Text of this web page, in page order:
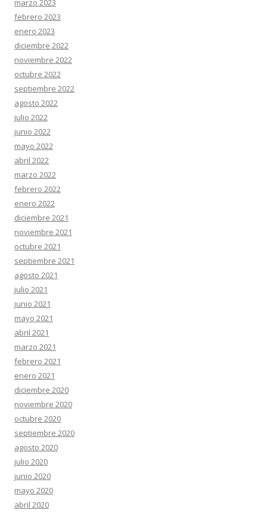
marzo 2023
febrero 2023
enero 2023
diciembre 2022
noviembre 2022
octubre 2022
septiembre 2022
agosto 2022
julio 2022
junio 2022
mayo 2022
abril 2022
marzo 2022
febrero 2022
enero 2022
diciembre 2021
noviembre 2021
octubre 2021
septiembre 2021
agosto 2021
julio 2021
junio 2021
mayo 2021
abril 2021
marzo 2021
febrero 2021
enero 2021
diciembre 2020
noviembre 2020
octubre 2020
septiembre 2020
agosto 2020
julio 2020
junio 2020
mayo 2020
abril 2020